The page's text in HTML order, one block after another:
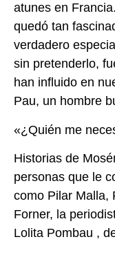
atunes en
quedó tan
verdadero
sin pretenderlo,
han influido en
Pau, un hombre
«¿Quién me
Historias de
personas que le
como Pilar Malla,
Forner, la
Lolita Pombau ,